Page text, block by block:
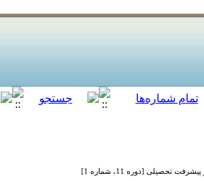
[دوره 11، شماره 1]